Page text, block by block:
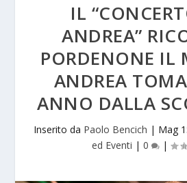
IL
ANDREA”
PORDENONE IL
ANDREA
ANNO DALLA
Inserito da Paolo Bencich | Mag
ed Eventi | 0 |